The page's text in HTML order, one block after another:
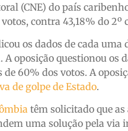
(CNE) do país
votos, contra 43,18% do
os dados de cada
A oposição questionou
de 60% dos votos. A
de golpe de Estado.
têm solicitado que
uma solução pela